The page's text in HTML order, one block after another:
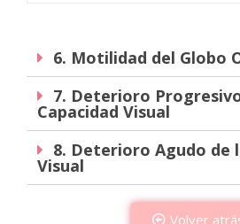
6. Motilidad del Globo
7. Deterioro
Capacidad Visual
8. Deterioro Agudo de
Visual
Volver